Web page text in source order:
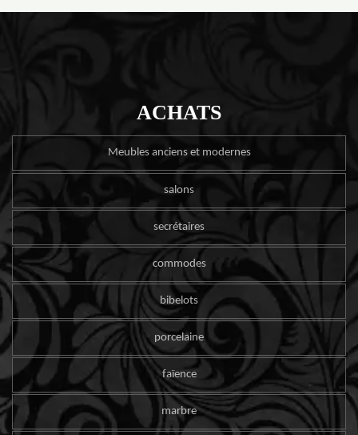
ACHATS
Meubles anciens et modernes
salons
secrétaires
commodes
bibelots
porcelaine
faïence
marbre